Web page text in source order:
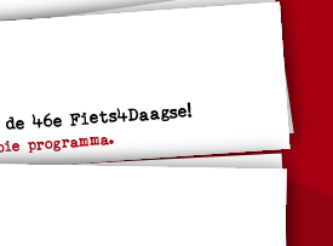
46e Fiets4Daagse!
programma.